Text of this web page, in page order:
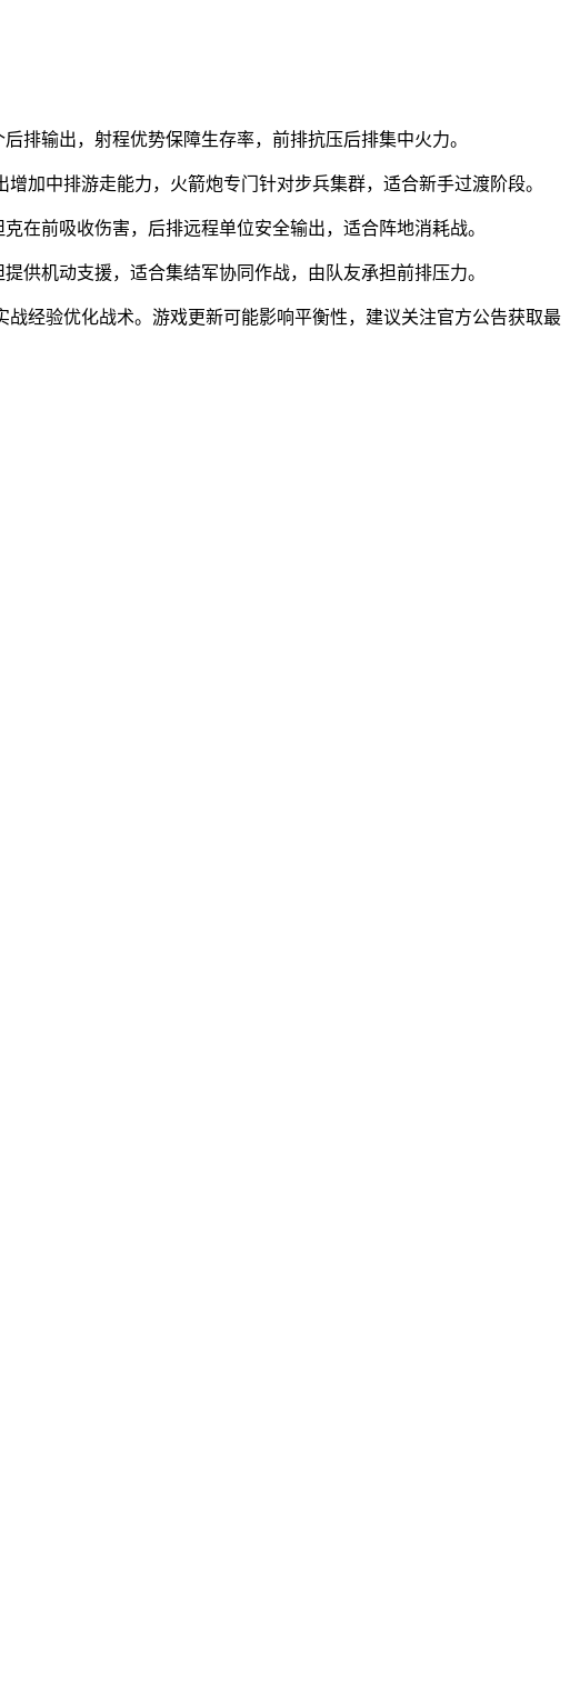
排输出，射程优势保障生存率，前排抗压后排集中火力。
加中排游走能力，火箭炮专门针对步兵集群，适合新手过渡阶段。
在前吸收伤害，后排远程单位安全输出，适合阵地消耗战。
供机动支援，适合集结军协同作战，由队友承担前排压力。
经验优化战术。游戏更新可能影响平衡性，建议关注官方公告获取最